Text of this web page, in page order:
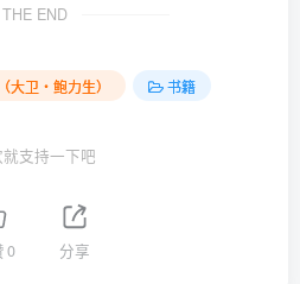
THE END
大卫‧鲍力生） 书籍
支持一下吧
0 分享